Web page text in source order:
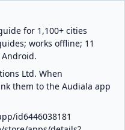
for 1,100+ cities
works offline; 11
Ltd. When
them to the Audiala app
id6446038181